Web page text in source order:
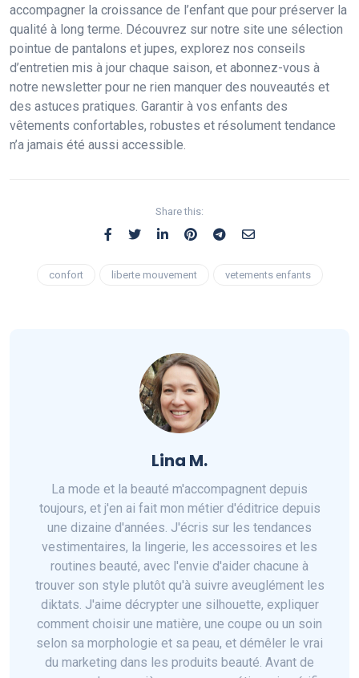
accompagner la croissance de l’enfant que pour préserver la
qualité à long terme. Découvrez sur notre site une sélection
pointue de pantalons et jupes, explorez nos conseils
d’entretien mis à jour chaque saison, et abonnez-vous à
notre newsletter pour ne rien manquer des nouveautés et
des astuces pratiques. Garantir à vos enfants des
vêtements confortables, robustes et résolument tendance
n’a jamais été aussi accessible.
Share this:
confort liberte mouvement vetements enfants
Lina M.
La mode et la beauté m'accompagnent depuis
toujours, et j'en ai fait mon métier d'éditrice depuis
une dizaine d'années. J'écris sur les tendances
vestimentaires, la lingerie, les accessoires et les
routines beauté, avec l'envie d'aider chacune à
trouver son style plutôt qu'à suivre aveuglément les
diktats. J'aime décrypter une silhouette, expliquer
comment choisir une matière, une coupe ou un soin
selon sa morphologie et sa peau, et démêler le vrai
du marketing dans les produits beauté. Avant de